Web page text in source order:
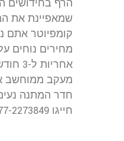
הרף בחידושים
שמאפיינת את
קומפיוטר אתם
מחירים נוחים
אחריות ל-3 חודשים מיום הבדיקה
מעקב ממוחשב
חדר המתנה
חייגו 077-2273849 לתיאום בדיקת רכב ולקבלת הצעת מחיר מהמומחים של קומפיוטר.